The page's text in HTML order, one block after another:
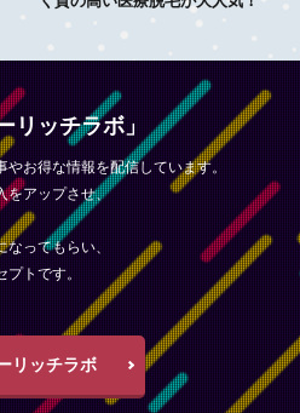
リッチラボ」
お得な情報を配信しています。
をアップさせ、
ってもらい、
トです。
リッチラボ